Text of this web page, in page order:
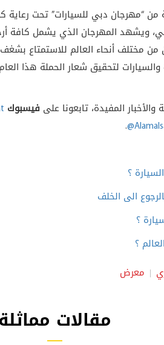
من “مهرجان دبي للسيارات” تحت
ويشهد المهرجان الذي يشمل كافة
مختلف أنحاء العالم للاستمتاع
لتحقيق شعار الحملة هذا
المفيدة، تابعونا على فيسبوك
.
؟
الى الخلف
؟
؟
معرض
مقالات